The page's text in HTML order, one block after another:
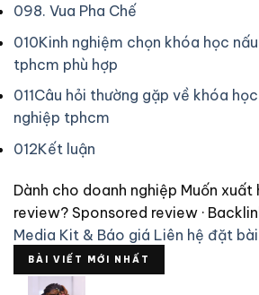
098. Vua Pha Chế
010Kinh nghiệm chọn khóa học
tphcm phù hợp
011Câu hỏi thường gặp về khóa
nghiệp tphcm
012Kết luận
Dành cho doanh nghiệp Muốn xuất
review? Sponsored review ·
Media Kit & Báo giá Liên hệ đặt bài
BÀI VIẾT MỚI NHẤT